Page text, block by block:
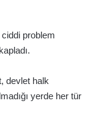
ciddi problem
devlet halk
yerde her tür